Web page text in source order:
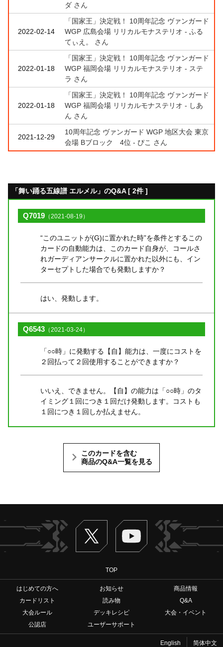
ダ さん
2022-02-14
「国家王」決定戦！ 10周年記念 ヴァンガード
WGP 広島会場 リリカルモナステリオ - ふる
てぃえ。 さん
2022-01-18
「国家王」決定戦！ 10周年記念 ヴァンガード
WGP 福岡会場 リリカルモナステリオ - ステ
ラ さん
2022-01-18
「国家王」決定戦！ 10周年記念 ヴァンガード
WGP 福岡会場 リリカルモナステリオ - しあ
ん さん
2021-12-29
10周年記念 ヴァンガード WGP 地区大会 東京
会場 Bブロック 4位 - ぴこ さん
「舞い踊る五線譜 エルメル」のQ&A [ 2件 ]
Q7019 （2021-08-19）
“このユニットが(G)に置かれた時”を条件とするこの
カードの自動能力は、このカード自身が、コールさ
れガーディアンサークルに置かれた以外にも、イン
ターセプトした場合でも発動しますか？
はい、発動します。
Q6543 （2021-03-24）
「○○時」に発動する【自】能力は、一度にコストを
２回払って２回使用することができますか？
いいえ、できません。【自】の能力は「○○時」のタ
イミング１回につき１回だけ発動します。コストも
１回につき１回しか払えません。
このカードを含む
商品のQ&A一覧を見る
Twitter ヴァンガードch
TOP
はじめての方へ お知らせ
商品情報
カードリスト
読み物
Q&A
大会ルール
デッキレシピ
大会・イベント
公認店
ユーザーサポート
English 简体中文